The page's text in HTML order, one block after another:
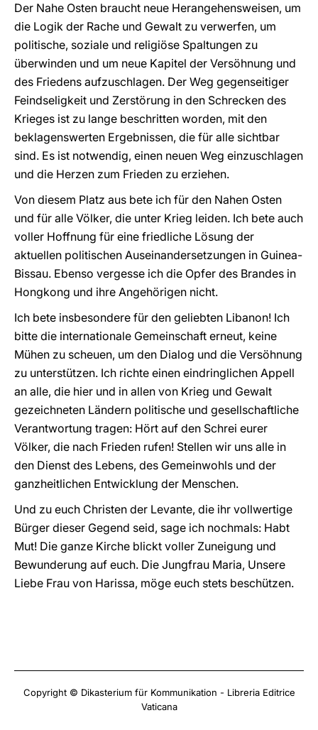
Der Nahe Osten braucht neue Herangehensweisen, um
die Logik der Rache und Gewalt zu verwerfen, um
politische, soziale und religiöse Spaltungen zu
überwinden und um neue Kapitel der Versöhnung und
des Friedens aufzuschlagen. Der Weg gegenseitiger
Feindseligkeit und Zerstörung in den Schrecken des
Krieges ist zu lange beschritten worden, mit den
beklagenswerten Ergebnissen, die für alle sichtbar
sind. Es ist notwendig, einen neuen Weg einzuschlagen
und die Herzen zum Frieden zu erziehen.
Von diesem Platz aus bete ich für den Nahen Osten
und für alle Völker, die unter Krieg leiden. Ich bete auch
voller Hoffnung für eine friedliche Lösung der
aktuellen politischen Auseinandersetzungen in Guinea-
Bissau. Ebenso vergesse ich die Opfer des Brandes in
Hongkong und ihre Angehörigen nicht.
Ich bete insbesondere für den geliebten Libanon! Ich
bitte die internationale Gemeinschaft erneut, keine
Mühen zu scheuen, um den Dialog und die Versöhnung
zu unterstützen. Ich richte einen eindringlichen Appell
an alle, die hier und in allen von Krieg und Gewalt
gezeichneten Ländern politische und gesellschaftliche
Verantwortung tragen: Hört auf den Schrei eurer
Völker, die nach Frieden rufen! Stellen wir uns alle in
den Dienst des Lebens, des Gemeinwohls und der
ganzheitlichen Entwicklung der Menschen.
Und zu euch Christen der Levante, die ihr vollwertige
Bürger dieser Gegend seid, sage ich nochmals: Habt
Mut! Die ganze Kirche blickt voller Zuneigung und
Bewunderung auf euch. Die Jungfrau Maria, Unsere
Liebe Frau von Harissa, möge euch stets beschützen.
Copyright © Dikasterium für Kommunikation - Libreria Editrice
Vaticana